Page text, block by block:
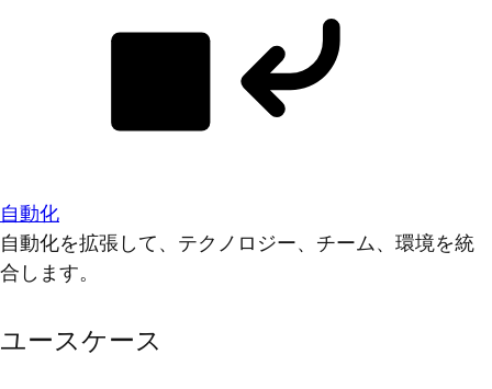
自動化
自動化を拡張して、テクノロジー、チーム、環境を統
合します。
ユースケース